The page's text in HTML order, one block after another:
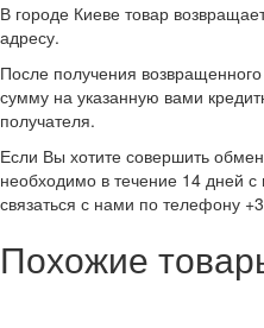
В городе Киеве товар
адресу.
После получения
сумму на указанную вами
получателя.
Если Вы хотите совершить
необходимо в течение 14 дней
связаться с нами по телефону
Похожие